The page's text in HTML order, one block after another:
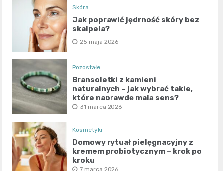
Skóra
Jak poprawić jędrność skóry bez
skalpela?
25 maja 2026
Pozostałe
Bransoletki z kamieni
naturalnych – jak wybrać takie,
które naprawdę mają sens?
31 marca 2026
Kosmetyki
Domowy rytuał pielęgnacyjny z
kremem probiotycznym – krok po
kroku
7 marca 2026